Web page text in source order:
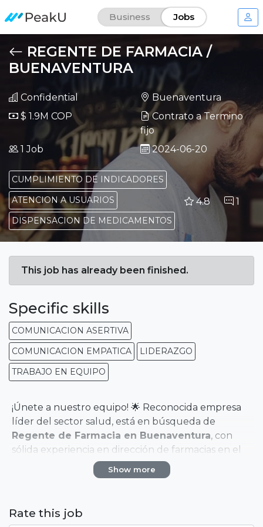
Business Jobs
REGENTE DE FARMACIA /
BUENAVENTURA
Confidential
Buenaventura
$ 1.9M COP
Contrato a Termino
fijo
1 Job
2024-06-
2024-06-20
CUMPLIMIENTO DE INDICADORES
ATENCION A USUARIOS
DISPENSACION DE MEDICAMENTOS
4.8 1
This job has already been finished.
Specific skills
COMUNICACION ASERTIVA
COMUNICACION EMPATICA
LIDERAZGO
TRABAJO EN EQUIPO
¡Únete a nuestro equipo! 🌟 Reconocida empresa
líder del sector salud, está en búsqueda de
Regente de Farmacia en Buenaventura, con
sólida experiencia en dirección de farmacias en el
área ambulatoria. Buscamos a un profesional con
una gran capacidad de liderazgo y orientación a
PERFIL DEL CANDIDATO
Show more
Rate this job